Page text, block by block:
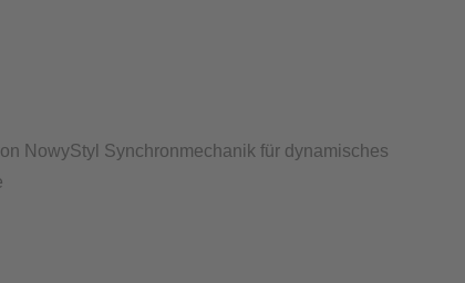
NowyStyl Synchronmechanik für dynamisches